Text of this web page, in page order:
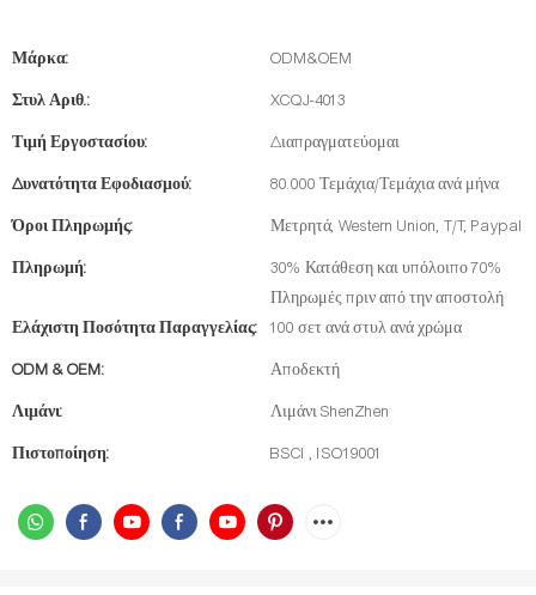
Μάρκα: ODM&OEM
Στυλ Αριθ.: XCQJ-4013
Τιμή Εργοστασίου: Διαπραγματεύομαι
Δυνατότητα Εφοδιασμού: 80.000 Τεμάχια/Τεμάχια ανά μήνα
Όροι Πληρωμής: Μετρητά, Western Union, T/T, Paypal
Πληρωμή:
30% Κατάθεση και υπόλοιπο 70%
Πληρωμές πριν από την αποστολή
Ελάχιστη Ποσότητα Παραγγελίας:
100 σετ ανά στυλ ανά χρώμα
ODM & OEM: Αποδεκτή
Λιμάνι: Λιμάνι ShenZhen
Πιστοποίηση: BSCI , ISO19001